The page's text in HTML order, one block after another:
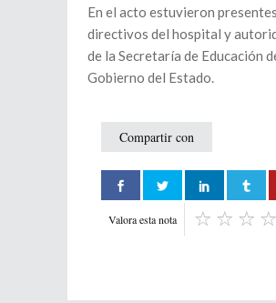
En el acto estuvieron presentes
directivos del hospital y
de la Secretaría de Educación
Gobierno del Estado.
Compartir con
Valora esta nota